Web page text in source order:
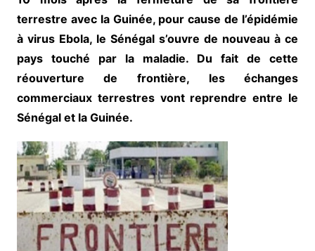
terrestre avec la Guinée, pour cause de l’épidémie
à virus Ebola, le Sénégal s’ouvre de nouveau à ce
pays touché par la maladie. Du fait de cette
réouverture de frontière, les échanges
commerciaux terrestres vont reprendre entre le
Sénégal et la Guinée.